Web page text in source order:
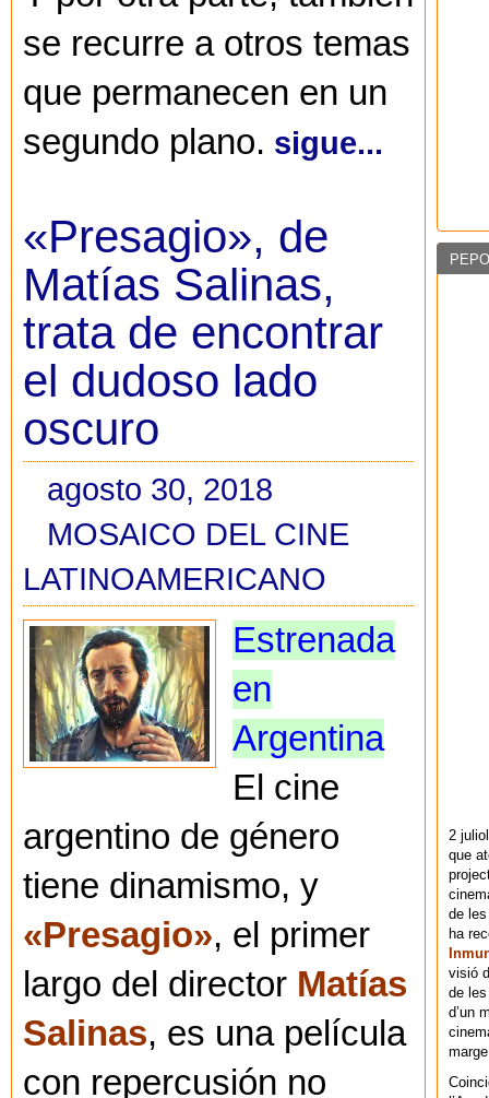
se recurre a otros temas
que permanecen en un
segundo plano. sigue...
«Presagio», de
Matías Salinas,
trata de encontrar
el dudoso lado
oscuro
agosto 30, 2018
MOSAICO DEL CINE
LATINOAMERICANO
Estrenada
en
Argentina
El cine
argentino de género
tiene dinamismo, y
«Presagio», el primer
largo del director Matías
Salinas, es una película
con repercusión no
2
que
de
ha
visió
de
d’un